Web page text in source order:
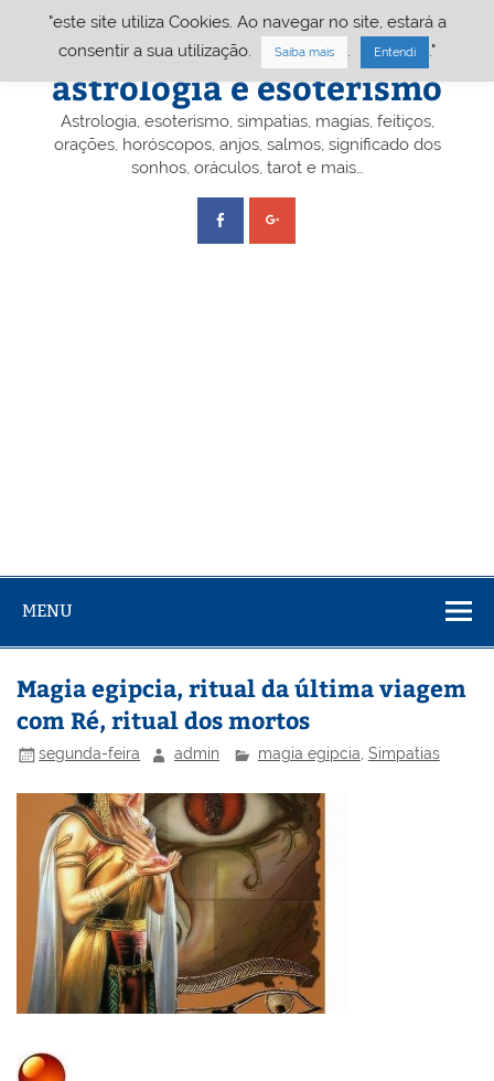
Portal A&E – Portal
astrologia e esoterismo
Astrologia, esoterismo, simpatias, magias, feitiços,
orações, horóscopos, anjos, salmos, significado dos
sonhos, oráculos, tarot e mais…
MENU
Magia egipcia, ritual da última viagem
com Ré, ritual dos mortos
segunda-feira admin magia egipcia, Simpatias
"este site utiliza Cookies. Ao navegar no site, estará a
consentir a sua utilização.
Saiba mais Entendi ."